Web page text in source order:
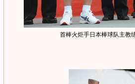
首棒火炬手日本棒球队主教